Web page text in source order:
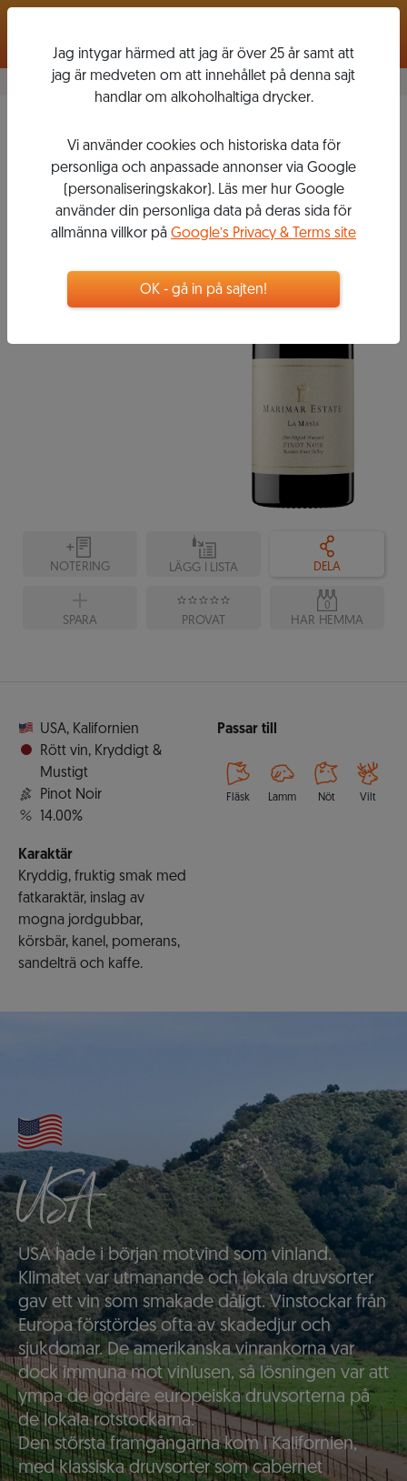
Pinot Noir 2017
MARIMAR
ESTATE
kr
Flaska, 750 ml
NOTERING LÄGG I LISTA DELA
SPARA PROVAT
0
HAR HEMMA
USA, Kalifornien
Rött vin, Kryddigt &
Mustigt
Pinot Noir
14.00%
Karaktär
Kryddig, fruktig smak med
fatkaraktär, inslag av
mogna jordgubbar,
körsbär, kanel, pomerans,
sandelträ och kaffe.
Passar till
Fläsk Lamm Nöt Vilt
USA
USA hade i början motvind som vinland.
Klimatet var utmanande och lokala druvsorter
gav ett vin som smakade dåligt. Vinstockar från
Europa förstördes ofta av skadedjur och
sjukdomar. De amerikanska vinrankorna var
dock immuna mot vinlusen, så lösningen var att
ympa de godare europeiska druvsorterna på
de lokala rotstockarna.
Den största framgångarna kom i Kalifornien,
med klassiska druvsorter som cabernet
Jag intygar härmed att jag är över 25 år samt att
jag är medveten om att innehållet på denna sajt
handlar om alkoholhaltiga drycker.
Vi använder cookies och historiska data för
personliga och anpassade annonser via Google
(personaliseringskakor). Läs mer hur Google
använder din personliga data på deras sida för
allmänna villkor på Google’s Privacy & Terms site
OK - gå in på sajten!